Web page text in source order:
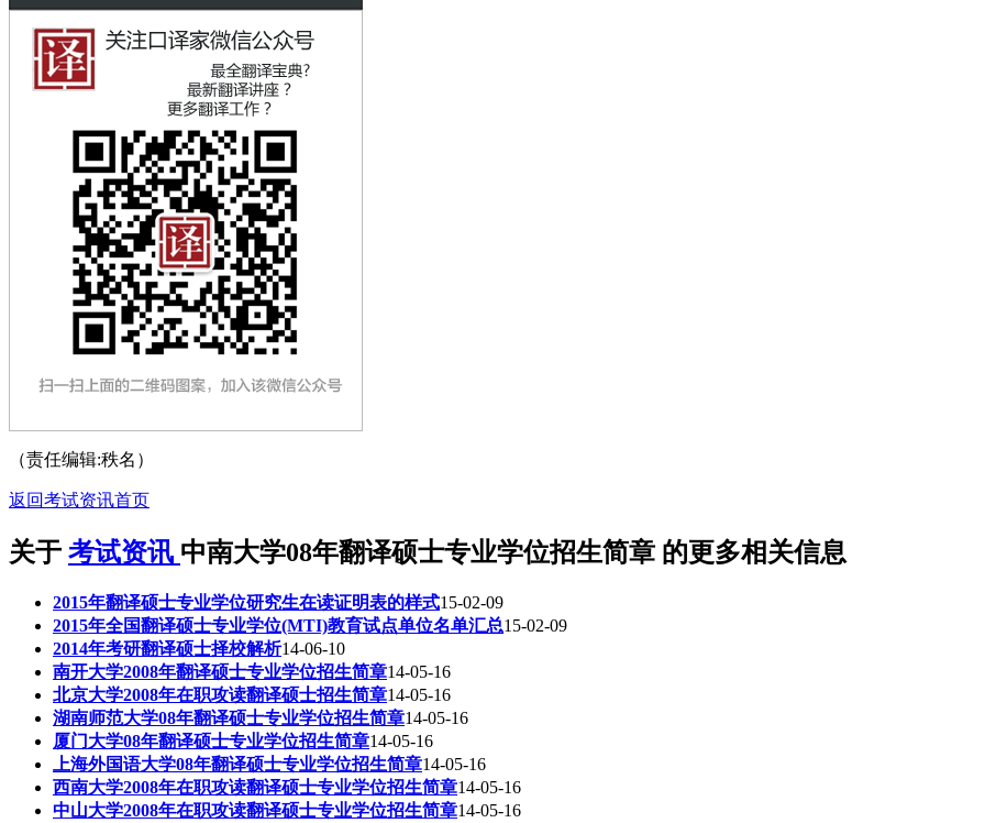
（责任编辑:秩名）
返回考试资讯首页
关于 考试资讯 中南大学08年翻译硕士专业学位招生简章 的更多相关信息
2015年翻译硕士专业学位研究生在读证明表的样式15-02-09
2015年全国翻译硕士专业学位(MTI)教育试点单位名单汇总15-02-09
2014年考研翻译硕士择校解析14-06-10
南开大学2008年翻译硕士专业学位招生简章14-05-16
北京大学2008年在职攻读翻译硕士招生简章14-05-16
湖南师范大学08年翻译硕士专业学位招生简章14-05-16
厦门大学08年翻译硕士专业学位招生简章14-05-16
上海外国语大学08年翻译硕士专业学位招生简章14-05-16
西南大学2008年在职攻读翻译硕士专业学位招生简章14-05-16
中山大学2008年在职攻读翻译硕士专业学位招生简章14-05-16